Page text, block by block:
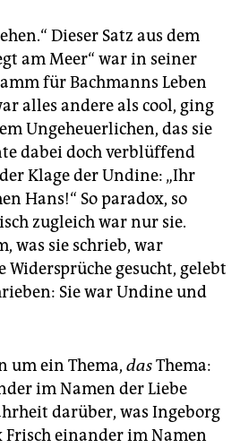
Dieser Satz aus dem
am Meer“ war in seiner
für Bachmanns Leben
alles andere als cool, ging
Ungeheuerlichen, das sie
dabei doch verblüffend
Klage der Undine: „Ihr
Hans!“ So paradox, so
zugleich war nur sie.
was sie schrieb, war
Widersprüche gesucht, gelebt
Sie war Undine und
um ein Thema, dasThema:
im Namen der Liebe
darüber, was Ingeborg
einander im Namen